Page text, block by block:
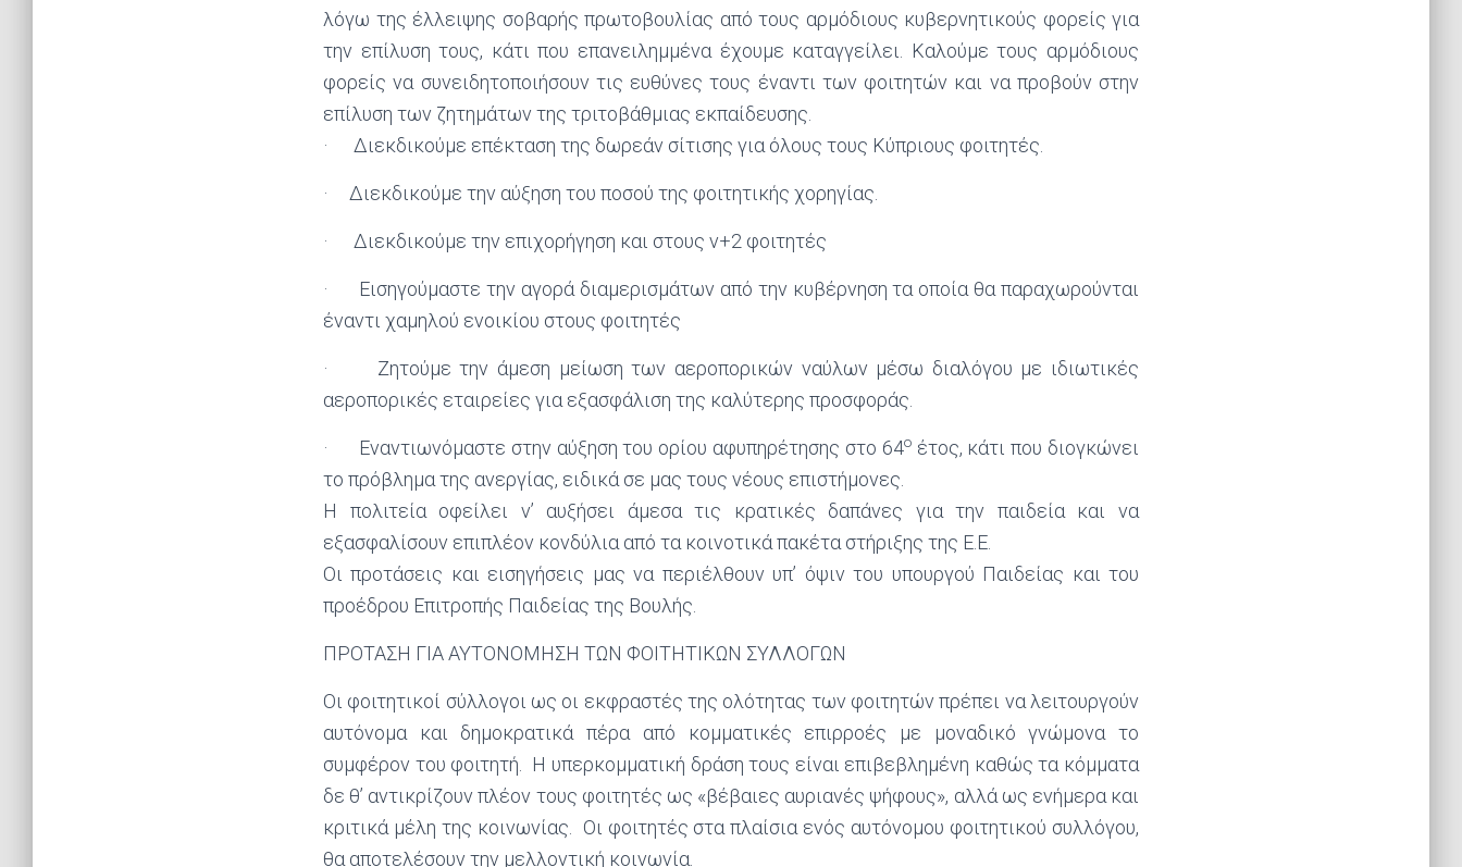
λόγω της έλλειψης σοβαρής πρωτοβουλίας από τους αρμόδιους κυβερνητικούς φορείς για
την επίλυση τους, κάτι που επανειλημμένα έχουμε καταγγείλει. Καλούμε τους αρμόδιους
φορείς να συνειδητοποιήσουν τις ευθύνες τους έναντι των φοιτητών και να προβούν στην
επίλυση των ζητημάτων της τριτοβάθμιας εκπαίδευσης.
· Διεκδικούμε επέκταση της δωρεάν σίτισης για όλους τους Κύπριους φοιτητές.
· Διεκδικούμε την αύξηση του ποσού της φοιτητικής χορηγίας.
· Διεκδικούμε την επιχορήγηση και στους ν+2 φοιτητές
· Εισηγούμαστε την αγορά διαμερισμάτων από την κυβέρνηση τα οποία θα παραχωρούνται
έναντι χαμηλού ενοικίου στους φοιτητές
· Ζητούμε την άμεση μείωση των αεροπορικών ναύλων μέσω διαλόγου με ιδιωτικές
αεροπορικές εταιρείες για εξασφάλιση της καλύτερης προσφοράς.
· Εναντιωνόμαστε στην αύξηση του ορίου αφυπηρέτησης στο 64οέτος, κάτι που διογκώνει
το πρόβλημα της ανεργίας, ειδικά σε μας τους νέους επιστήμονες.
Η πολιτεία οφείλει ν’ αυξήσει άμεσα τις κρατικές δαπάνες για την παιδεία και να
εξασφαλίσουν επιπλέον κονδύλια από τα κοινοτικά πακέτα στήριξης της Ε.Ε.
Οι προτάσεις και εισηγήσεις μας να περιέλθουν υπ’ όψιν του υπουργού Παιδείας και του
προέδρου Επιτροπής Παιδείας της Βουλής.
ΠΡΟΤΑΣΗ ΓΙΑ ΑΥΤΟΝΟΜΗΣΗ ΤΩΝ ΦΟΙΤΗΤΙΚΩΝ ΣΥΛΛΟΓΩΝ
Οι φοιτητικοί σύλλογοι ως οι εκφραστές της ολότητας των φοιτητών πρέπει να λειτουργούν
αυτόνομα και δημοκρατικά πέρα από κομματικές επιρροές με μοναδικό γνώμονα το
συμφέρον του φοιτητή. Η υπερκομματική δράση τους είναι επιβεβλημένη καθώς τα κόμματα
δε θ’ αντικρίζουν πλέον τους φοιτητές ως «βέβαιες αυριανές ψήφους», αλλά ως ενήμερα και
κριτικά μέλη της κοινωνίας. Οι φοιτητές στα πλαίσια ενός αυτόνομου φοιτητικού συλλόγου,
θα αποτελέσουν την μελλοντική κοινωνία.